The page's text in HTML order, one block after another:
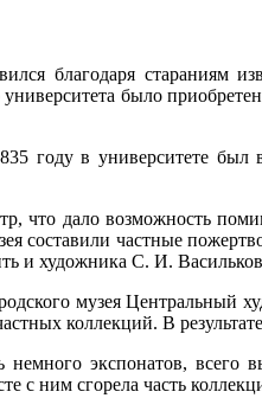
благодаря стараниям
было
году в университете
что дало возможность
составили частные
и художника С. И.
музея
коллекций. В
экспонатов, всего
ним сгорела часть